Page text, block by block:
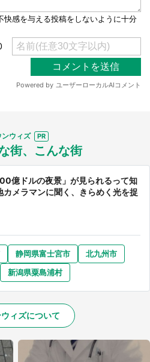
ウィズ
街、こんな街
億ドルの夜景」が見られるって知
メラマンに聞く、きらめく光を捉
静岡県富士宮市
北九州市
新潟県粟島浦村
ィズについて